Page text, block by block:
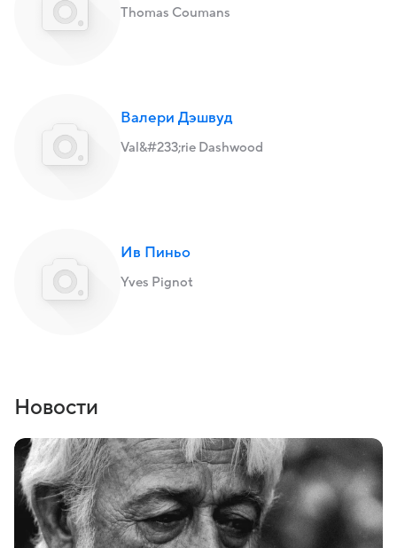
Thomas Coumans
Валери Дэшвуд
Val&#233;rie Dashwood
Ив Пиньо
Yves Pignot
Новости